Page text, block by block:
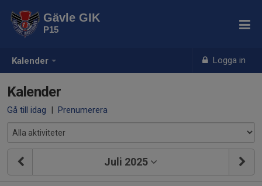
Kalender Logga in
Gävle GIK
P15
Kalender
Gå till idag | Prenumerera
Juli 2025